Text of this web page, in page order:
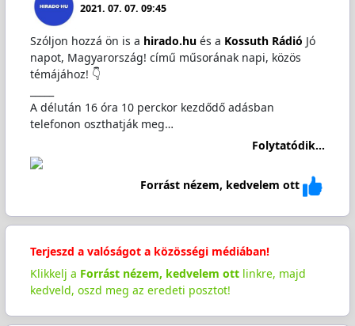
2021. 07. 07. 09:45
Szóljon hozzá ön is a hirado.hués a Kossuth Rádió Jó
napot, Magyarország! című műsorának napi, közös
témájához! 👇
A délután 16 óra 10 perckor kezdődő adásban
telefonon oszthatják meg…
Folytatódik...
Forrást nézem, kedvelem ott
Terjeszd a valóságot a közösségi médiában!
Klikkelj a Forrást nézem, kedvelem ottlinkre, majd
kedveld, oszd meg az eredeti posztot!